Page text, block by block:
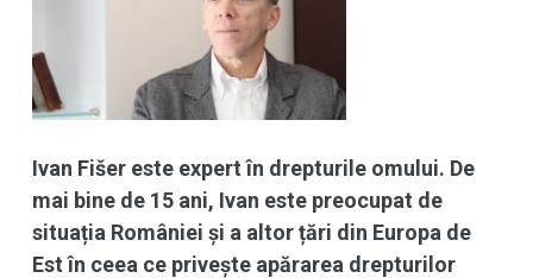
Ivan Fišer este expert în drepturile omului. De
mai bine de 15 ani, Ivan este preocupat de
situația României și a altor țări din Europa de
Est în ceea ce privește apărarea drepturilor